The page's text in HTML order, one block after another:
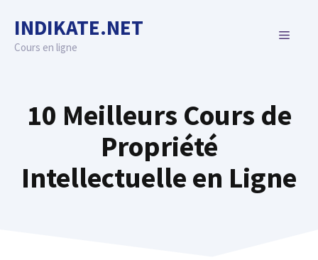
content
INDIKATE.NET
Cours en ligne
MENU
10 Meilleurs Cours de
Propriété
Intellectuelle en Ligne